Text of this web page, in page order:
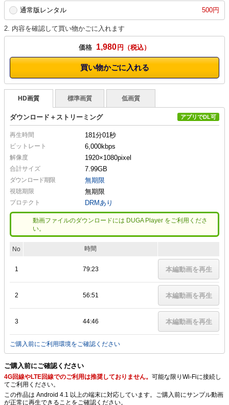
通常版レンタル 500円
2. 内容を確認して買い物かごに入れます
価格 1,980 円
買い物かごに入れる
HD画質 標準画質 低画質
ダウンロード＋ストリーミング アプリでDL可
再生時間 181分01秒
ビットレート 6,000kbps
解像度 1920×1080pixel
合計サイズ 7.99GB
ダウンロード期限 無期限
視聴期限 無期限
プロテクト DRMあり
動画ファイルのダウンロードには DUGA Player をご利用くださ
い。
No 時間
1 79:23 本編動画を再生
2 56:51 本編動画を再生
3 44:46 本編動画を再生
ご購入前にご利用環境をご確認ください
ご購入前にご確認ください
4G回線やLTE回線でのご利用は推奨しておりません。 可能な限りWi-Fiに接続し
てご利用ください。
この作品は Android 4.1 以上の端末に対応しています。ご購入前にサンプル動画
が正常に再生できることをご確認ください。